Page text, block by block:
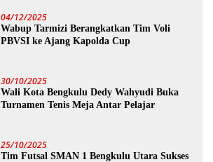
04/12/2025
Wabup Tarmizi Berangkatkan Tim Voli
PBVSI ke Ajang Kapolda Cup
30/10/2025
Wali Kota Bengkulu Dedy Wahyudi Buka
Turnamen Tenis Meja Antar Pelajar
25/10/2025
Tim Futsal SMAN 1 Bengkulu Utara Sukses